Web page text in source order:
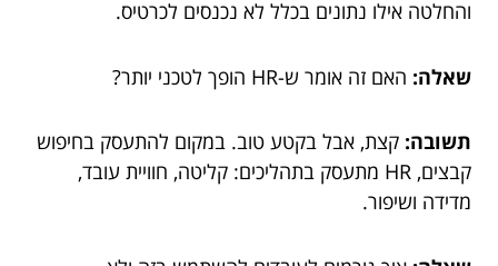
והחלטה אילו נתונים בכלל לא נכנסים לכרטיס.
שאלה: האם זה אומר ש-HR הופך לטכני יותר?
תשובה: קצת, אבל בקטע טוב. במקום להתעסק בחיפוש
קבצים, HR מתעסק בתהליכים: קליטה, חוויית עובד,
מדידה ושיפור.